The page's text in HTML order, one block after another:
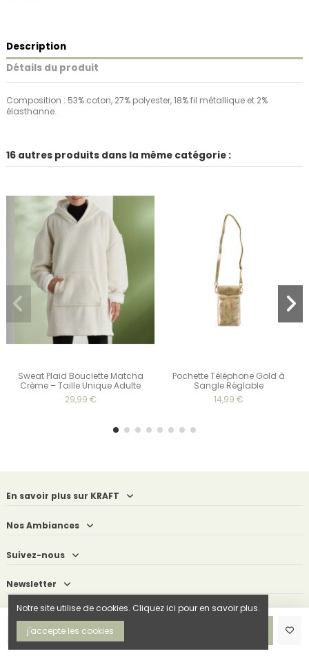
Description
Détails du produit
Composition : 53% coton, 27% polyester, 18% fil métallique et 2%
élasthanne.
16 autres produits dans la même catégorie :
Sweat Plaid Bouclette Matcha
Crème – Taille Unique Adulte
29,99 €
Pochette Téléphone Gold à
Sangle Réglable
14,99 €
En savoir plus sur KRAFT
Nos Ambiances
Suivez-nous
Newsletter
Notre site utilise de cookies. Cliquez ici pour en savoir plus.
j'accepte les cookies